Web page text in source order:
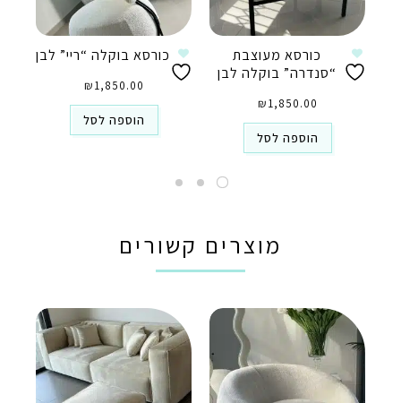
כורסא מעוצבת
“סנדרה” בוקלה לבן
₪1,850.00
הוספה לסל
כורסא בוקלה “ריי” לבן
₪1,850.00
הוספה לסל
מוצרים קשורים